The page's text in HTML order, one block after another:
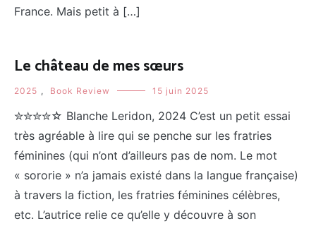
France. Mais petit à […]
Le château de mes sœurs
2025 , Book Review 15 juin 2025
✮✮✮✮☆ Blanche Leridon, 2024 C’est un petit essai
très agréable à lire qui se penche sur les fratries
féminines (qui n’ont d’ailleurs pas de nom. Le mot
« sororie » n’a jamais existé dans la langue française)
à travers la fiction, les fratries féminines célèbres,
etc. L’autrice relie ce qu’elle y découvre à son